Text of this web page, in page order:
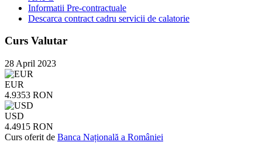
Informatii Pre-contractuale
Descarca contract cadru servicii de calatorie
Curs Valutar
28 April 2023
EUR
4.9353 RON
USD
4.4915 RON
Curs oferit de Banca Națională a României